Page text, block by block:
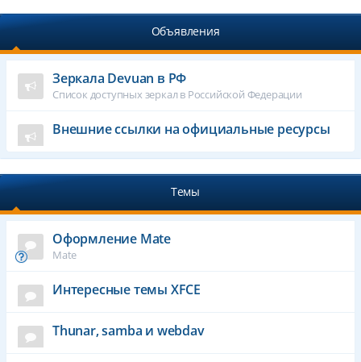
Объявления
Зеркала Devuan в РФ
Список доступных зеркал в Российской Федерации
Внешние ссылки на официальные ресурсы
Темы
Оформление Mate
Mate
Интересные темы XFCE
Thunar, samba и webdav